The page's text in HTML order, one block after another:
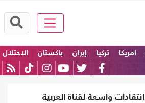
امريكا تركيا إيران باكستان الاحتلال
انتقادات واسعة لقناة العربية